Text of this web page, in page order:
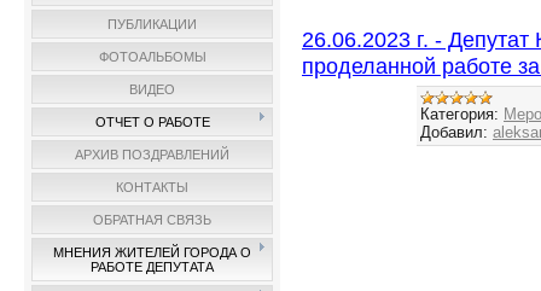
ПУБЛИКАЦИИ
ФОТОАЛЬБОМЫ
ВИДЕО
ОТЧЕТ О РАБОТЕ
АРХИВ ПОЗДРАВЛЕНИЙ
КОНТАКТЫ
ОБРАТНАЯ СВЯЗЬ
МНЕНИЯ ЖИТЕЛЕЙ ГОРОДА О
РАБОТЕ ДЕПУТАТА
26.06.2023 г. - Депутат
проделанной работе
Категория:
Добавил: